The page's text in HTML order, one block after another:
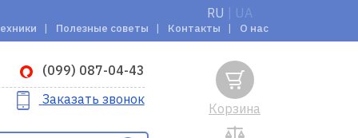
RU UA
Полезные советы Контакты О нас
(099) 087-04-43
Заказать звонок
Корзина